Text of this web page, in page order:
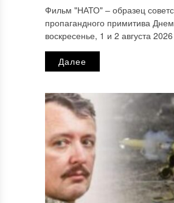
Этот сайт использует Akismet для
Фильм "НАТО" ‒ образец
пропагандного примитива
воскресенье, 1 и 2 августа
Далее